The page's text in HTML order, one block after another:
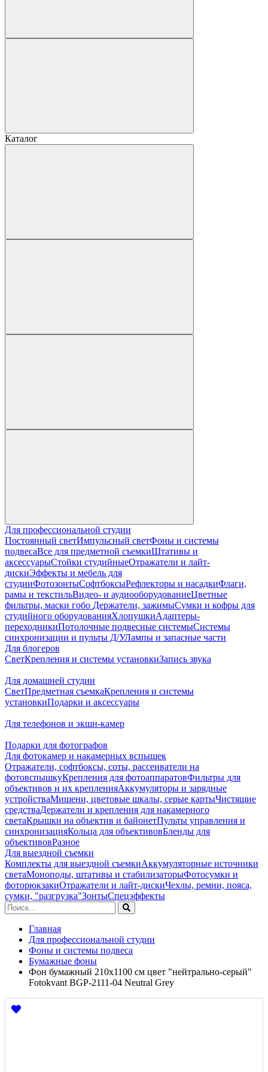
Каталог
Для профессиональной студии
Постоянный светИмпульсный светФоны и системы
подвесаВсе для предметной съемкиШтативы и
аксессуарыСтойки студийныеОтражатели и лайт-
дискиЭффекты и мебель для
студииФотозонтыСофтбоксыРефлекторы и насадкиФлаги,
рамы и текстильВидео- и аудиооборудованиеЦветные
фильтры, маски гобо Держатели, зажимыСумки и кофры для
студийного оборудованияХлопушкиАдаптеры-
переходникиПотолочные подвесные системыСистемы
синхронизации и пульты Д/УЛампы и запасные части
Для блогеров
СветКрепления и системы установкиЗапись звука
Для домашней студии
СветПредметная съемкаКрепления и системы
установкиПодарки и аксессуары
Для телефонов и экшн-камер
Подарки для фотографов
Для фотокамер и накамерных вспышек
Отражатели, софтбоксы, соты, рассеиватели на
фотовспышкуКрепления для фотоаппаратовФильтры для
объективов и их крепленияАккумуляторы и зарядные
устройстваМишени, цветовые шкалы, серые картыЧистящие
средстваДержатели и крепления для накамерного
светаКрышки на объектив и байонетПульты управления и
синхронизацияКольца для объективовБленды для
объективовРазное
Для выездной съемки
Комплекты для выездной съемкиАккумуляторные источники
светаМоноподы, штативы и стабилизаторыФотосумки и
фоторюкзакиОтражатели и лайт-дискиЧехлы, ремни, пояса,
сумки, "разгрузка"ЗонтыСпецэффекты
Главная
Для профессиональной студии
Фоны и системы подвеса
Бумажные фоны
Фон бумажный 210х1100 см цвет "нейтрально-серый"
Fotokvant BGP-2111-04 Neutral Grey